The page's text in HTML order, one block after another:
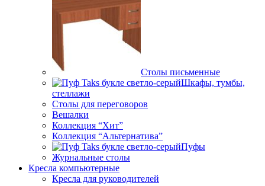
Столы письменные
Шкафы, тумбы,
стеллажи
Столы для переговоров
Вешалки
Коллекция “Хит”
Коллекция “Альтернатива”
Пуфы
Журнальные столы
Кресла компьютерные
Кресла для руководителей